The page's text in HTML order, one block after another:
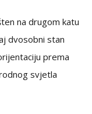
na drugom katu
dvosobni stan
prema
svjetla